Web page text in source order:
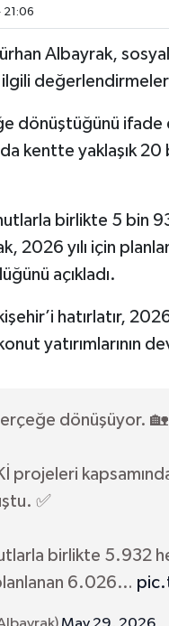
21:06
Albayrak,
dönüştüğünü ifade
kentte yaklaşık 20
birlikte 5 bin
2026 yılı için
açıkladı.
hatırlatır,
yatırımlarının
dönüşüyor. 🏡
projeleri
✅
birlikte 5.932
6.026…